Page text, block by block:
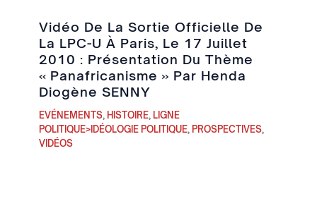
Vidéo De La Sortie Officielle De
La LPC-U À Paris, Le 17 Juillet
2010 : Présentation Du Thème
« Panafricanisme » Par Henda
Diogène SENNY
EVÉNEMENTS, HISTOIRE, LIGNE
POLITIQUE>IDÉOLOGIE POLITIQUE, PROSPECTIVES,
VIDÉOS